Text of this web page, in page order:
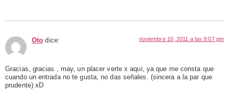
Oto dice: noviembre 10, 2011 a las 9:07 pm
Gracias, gracias , may, un placer verte x aqui, ya que me consta que
cuando un entrada no te gusta, no das señales. (sincera a la par que
prudente) xD